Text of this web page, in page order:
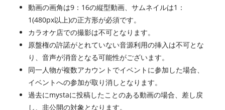
動画の画角は9：16の縦型動画、サムネイルは1：
1(480px以上)の正方形が必須です。
カラオケ店での撮影は不可となります。
原盤権の許諾がとれていない音源利用の挿入は不可とな
り、音声が消音となる可能性がございます。
同一人物が複数アカウントでイベントに参加した場合、
イベントへの参加が取り消しとなります。
過去にmystaに投稿したことのある動画の場合、差し戻
し、非公開の対象となります。